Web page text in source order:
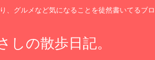
、グルメなど気になることを徒然書いてるブロ
しの散歩日記。